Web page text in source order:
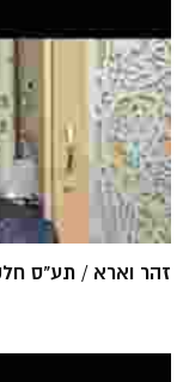
זהר וארא / תע"ס